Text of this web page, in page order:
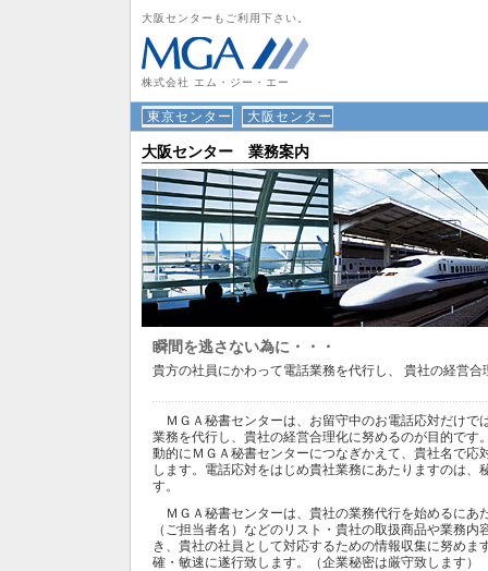
大阪センターもご利用下さい。
株式会社 エム・ジー・エー
東京センター 大阪センター
大阪センター 業務案内
瞬間を逃さない為に・・・
貴方の社員にかわって電話業務を代行し、 貴社の経営
ＭＧＡ秘書センターは、お留守中のお電話応対だけで
業務を代行し、貴社の経営合理化に努めるのが目的で
動的にＭＧＡ秘書センターにつなぎかえて、貴社名で応
します。電話応対をはじめ貴社業務にあたりますのは、
す。
ＭＧＡ秘書センターは、貴社の業務代行を始めるにあ
（ご担当者名）などのリスト・貴社の取扱商品や業務
き、貴社の社員として対応するための情報収集に努めま
確・敏速に遂行致します。（企業秘密は厳守致します）